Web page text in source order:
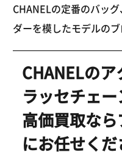
CHANELの定番のバッ
ダーを模したモデルのブ
CHANELの
ラッセチェ
高価買取な
にお任せくだ